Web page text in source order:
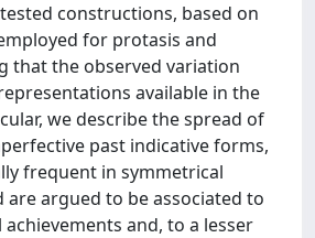
constructions, based on
for protasis and
that the observed variation
available in the
we describe the spread of
past indicative forms,
frequent in symmetrical
argued to be associated to
and, to a lesser